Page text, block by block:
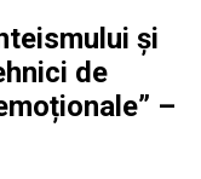
și
de
–